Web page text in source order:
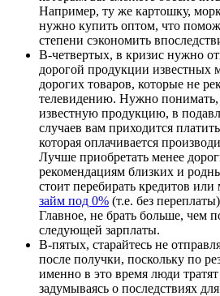
Например, ту же картошку,
нужно купить оптом, что
степени сэкономить
В-четвертых, в кризис нужно
дорогой продукции известных
дорогих товаров, которые не
телевидению. Нужно понимать,
известную продукцию, в
случаев вам приходится
которая оплачивается
Лучше приобретать менее
рекомендациям близких и
стоит перебирать кредитов
займ под 0% (т.е. без
Главное, не брать больше, чем
следующей зарплаты.
В-пятых, старайтесь не
после получки, поскольку по
именно в это время люди
задумываясь о последствиях